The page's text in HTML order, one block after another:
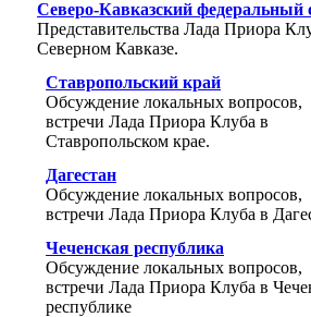
Северо-Кавказский федеральный
Представительства Лада Приора
Северном Кавказе.
Ставропольский край
Обсуждение локальных вопросов,
встречи Лада Приора Клуба в
Ставропольском крае.
Дагестан
Обсуждение локальных вопросов,
встречи Лада Приора Клуба в
Чеченская республика
Обсуждение локальных вопросов,
встречи Лада Приора Клуба в
республике